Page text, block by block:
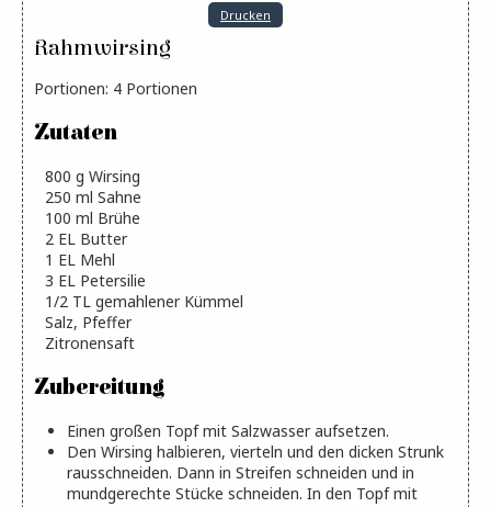
Drucken
Rahmwirsing
Portionen: 4 Portionen
Zutaten
800 g Wirsing
250 ml Sahne
100 ml Brühe
2 EL Butter
1 EL Mehl
3 EL Petersilie
1/2 TL gemahlener Kümmel
Salz, Pfeffer
Zitronensaft
Zubereitung
Einen großen Topf mit Salzwasser aufsetzen.
Den Wirsing halbieren, vierteln und den dicken Strunk
rausschneiden. Dann in Streifen schneiden und in
mundgerechte Stücke schneiden. In den Topf mit